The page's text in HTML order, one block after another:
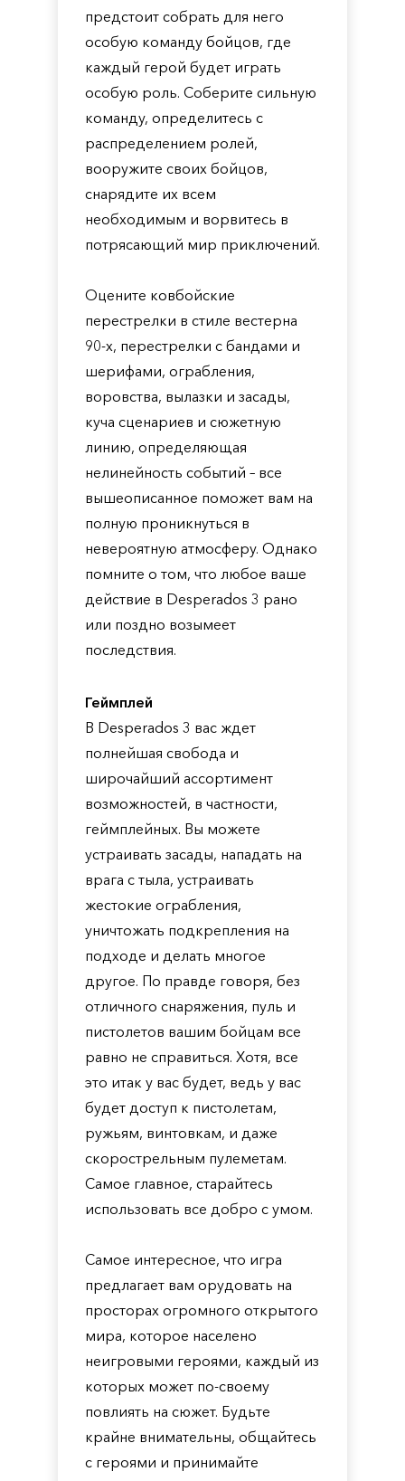
предстоит собрать для него
особую команду бойцов, где
каждый герой будет играть
особую роль. Соберите сильную
команду, определитесь с
распределением ролей,
вооружите своих бойцов,
снарядите их всем
необходимым и ворвитесь в
потрясающий мир приключений.
Оцените ковбойские
перестрелки в стиле вестерна
90-х, перестрелки с бандами и
шерифами, ограбления,
воровства, вылазки и засады,
куча сценариев и сюжетную
линию, определяющая
нелинейность событий – все
вышеописанное поможет вам на
полную проникнуться в
невероятную атмосферу. Однако
помните о том, что любое ваше
действие в Desperados 3 рано
или поздно возымеет
последствия.
Геймплей
В Desperados 3 вас ждет
полнейшая свобода и
широчайший ассортимент
возможностей, в частности,
геймплейных. Вы можете
устраивать засады, нападать на
врага с тыла, устраивать
жестокие ограбления,
уничтожать подкрепления на
подходе и делать многое
другое. По правде говоря, без
отличного снаряжения, пуль и
пистолетов вашим бойцам все
равно не справиться. Хотя, все
это итак у вас будет, ведь у вас
будет доступ к пистолетам,
ружьям, винтовкам, и даже
скорострельным пулеметам.
Самое главное, старайтесь
использовать все добро с умом.
Самое интересное, что игра
предлагает вам орудовать на
просторах огромного открытого
мира, которое населено
неигровыми героями, каждый из
которых может по-своему
повлиять на сюжет. Будьте
крайне внимательны, общайтесь
с героями и принимайте